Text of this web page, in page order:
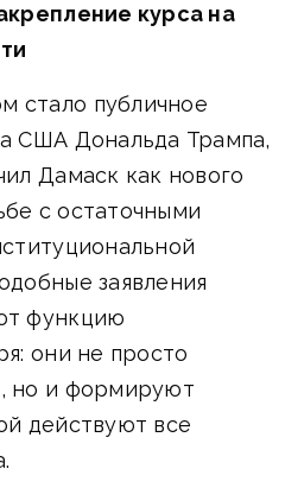
курса на
стало публичное
США Дональда Трампа,
Дамаск как нового
с остаточными
заявления
функцию
они не просто
но и формируют
действуют все